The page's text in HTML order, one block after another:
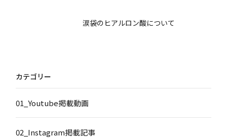
涙袋のヒアルロン酸について
カテゴリー
01_Youtube掲載動画
02_Instagram掲載記事